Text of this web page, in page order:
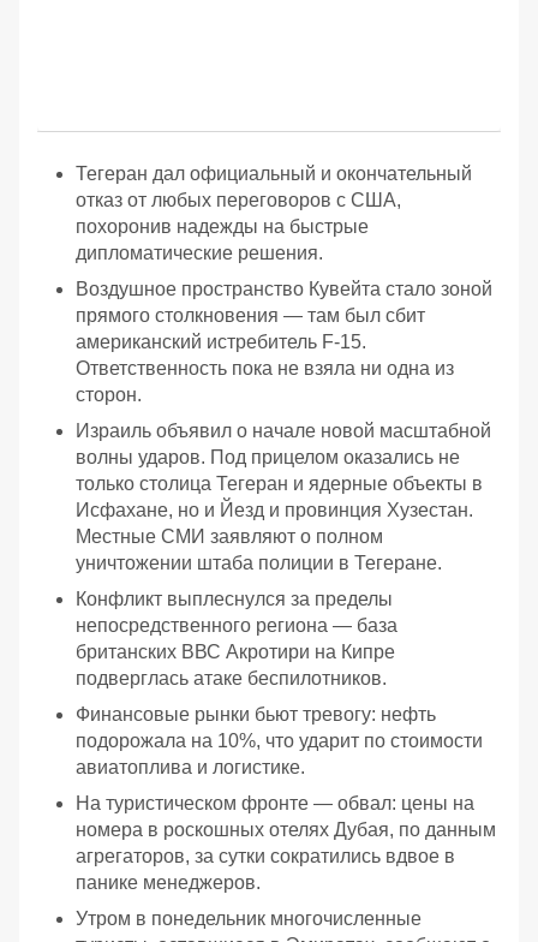
Тегеран дал официальный и окончательный
отказ от любых переговоров с США,
похоронив надежды на быстрые
дипломатические решения.
Воздушное пространство Кувейта стало зоной
прямого столкновения — там был сбит
американский истребитель F-15.
Ответственность пока не взяла ни одна из
сторон.
Израиль объявил о начале новой масштабной
волны ударов. Под прицелом оказались не
только столица Тегеран и ядерные объекты в
Исфахане, но и Йезд и провинция Хузестан.
Местные СМИ заявляют о полном
уничтожении штаба полиции в Тегеране.
Конфликт выплеснулся за пределы
непосредственного региона — база
британских ВВС Акротири на Кипре
подверглась атаке беспилотников.
Финансовые рынки бьют тревогу: нефть
подорожала на 10%, что ударит по стоимости
авиатоплива и логистике.
На туристическом фронте — обвал: цены на
номера в роскошных отелях Дубая, по данным
агрегаторов, за сутки сократились вдвое в
панике менеджеров.
Утром в понедельник многочисленные